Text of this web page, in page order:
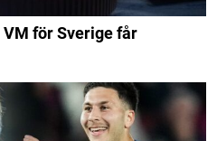
för Sverige får